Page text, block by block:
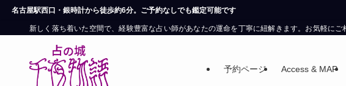
。ご予約なしでも鑑定可能です
新しく落ち着いた空間で、経験豊富な占い師があなたの運命を丁寧に紐解きます。お気軽にご
予約ページ Access & MAP